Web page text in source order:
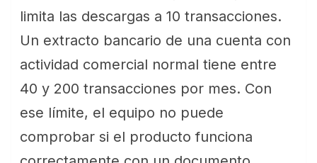
limita las descargas a 10 transacciones.
Un extracto bancario de una cuenta con
actividad comercial normal tiene entre
40 y 200 transacciones por mes. Con
ese límite, el equipo no puede
comprobar si el producto funciona